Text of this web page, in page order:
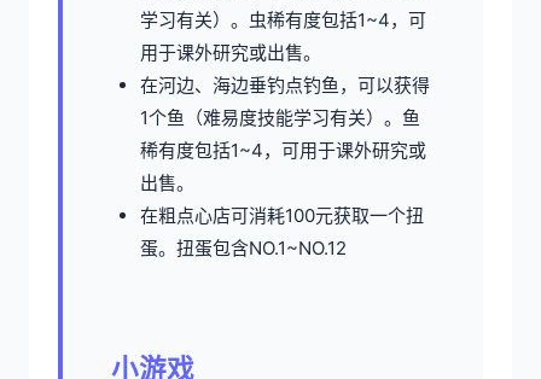
学习有关）。虫稀有度包括1~4，可
用于课外研究或出售。
在河边、海边垂钓点钓鱼，可以获得
1个鱼（难易度技能学习有关）。鱼
稀有度包括1~4，可用于课外研究或
出售。
在粗点心店可消耗100元获取一个扭
蛋。扭蛋包含NO.1~NO.12
小游戏